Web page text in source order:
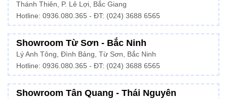
Thánh Thiên, P. Lê Lợi, Bắc Giang
Hotline: 0936.080.365 - ĐT: (024) 3688 6565
Showroom Từ Sơn - Bắc Ninh
Lý Anh Tông, Đình Bảng, Từ Sơn, Bắc Ninh
Hotline: 0936.080.365 - ĐT: (024) 3688 6565
Showroom Tân Quang - Thái Nguyên